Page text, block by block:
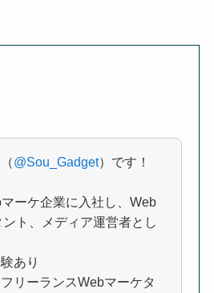
@Sou_Gadget）です！
ーケ企業に入社し、Web
ト、メディア運営者とし
あり
リーランスWebマーケタ